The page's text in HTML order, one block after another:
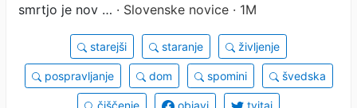
smrtjo je nov … · Slovenske novice · 1M
starejši staranje življenje
pospravljanje dom spomini švedska
čiščenje objavi tvitaj